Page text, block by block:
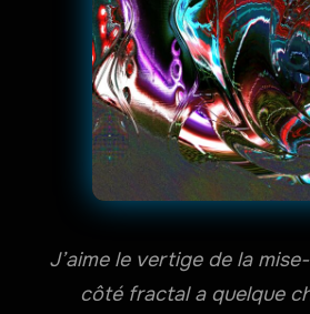
J’aime le vertige de la
côté fractal a quelque